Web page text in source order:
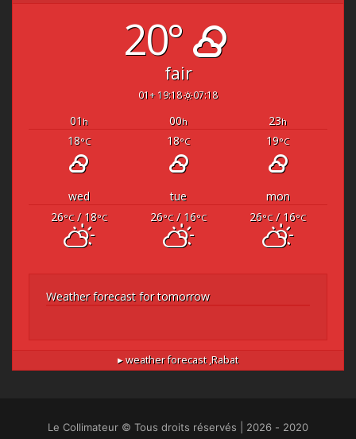
20°
fair
07:18
19:18 +01
23h
00h
01 h
19°C
18°C
18°C
mon
tue
wed
26°C/ 16°C
26°C/ 16°C
26°C/ 18°C
Weather forecast for tomorrow
Rabat,
weather forecast ▸
2020 - 2026 | Le Collimateur © Tous droits réservés